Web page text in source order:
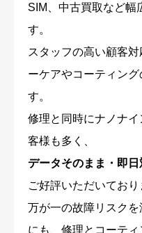
SIM、中古買取など幅
す。
スタッフの高い顧客
ーケアやコーティン
す。
修理と同時にナノナ
客様も多く、
データそのまま・即日
ご好評いただいており
万が一の故障リスク
にも、修理とコーティ